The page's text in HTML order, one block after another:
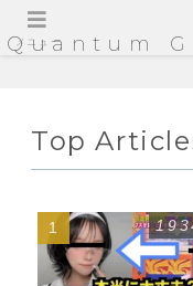
Quantum
Top
メニュー